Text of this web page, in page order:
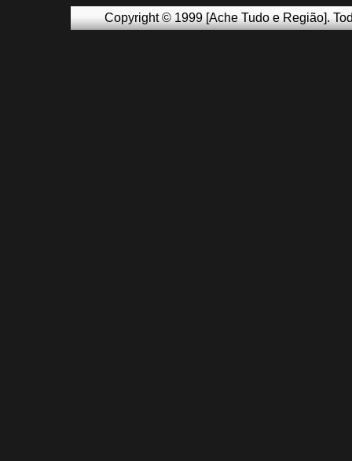
Copyright © 1999 [Ache Tudo e Região].